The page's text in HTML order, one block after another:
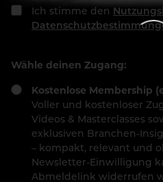
Ich stimme den
Wähle deinen Zugang:
Kostenlose Membership
Voller und kostenloser
Videos & Masterclasses
exklusiven Branchen-
– kompakt, relevant und
Newsletter-Einwilligung
Abmeldelink widerrufen